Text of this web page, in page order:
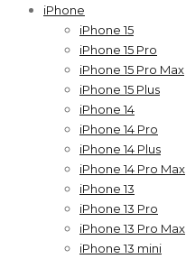
iPhone
iPhone 15
iPhone 15 Pro
iPhone 15 Pro Max
iPhone 15 Plus
iPhone 14
iPhone 14 Pro
iPhone 14 Plus
iPhone 14 Pro Max
iPhone 13
iPhone 13 Pro
iPhone 13 Pro Max
iPhone 13 mini